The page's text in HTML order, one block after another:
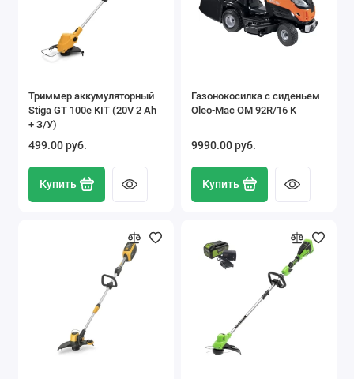
Триммер аккумуляторный
Stiga GT 100e KIT (20V 2 Ah
+ З/У)
499.00 pуб.
Купить
Газонокосилка с сиденьем
Oleo-Mac OM 92R/16 K
9990.00 pуб.
Купить